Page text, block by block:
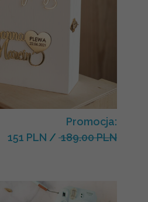
Promocja:
151 PLN / 189.00 PLN